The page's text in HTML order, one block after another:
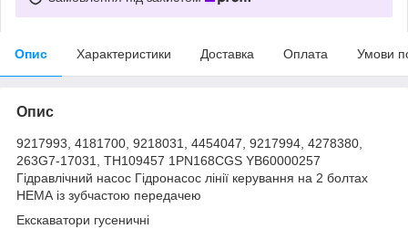
Опис Характеристики Доставка Оплата Умови
Опис
9217993, 4181700, 9218031, 4454047, 9217994, 4278380,
263G7-17031, TH109457 1PN168CGS YB60000257
Гідравлічний насос Гідронасос лінії керування на 2 болтах
HEMA із зубчастою передачею
Екскаватори гусеничні